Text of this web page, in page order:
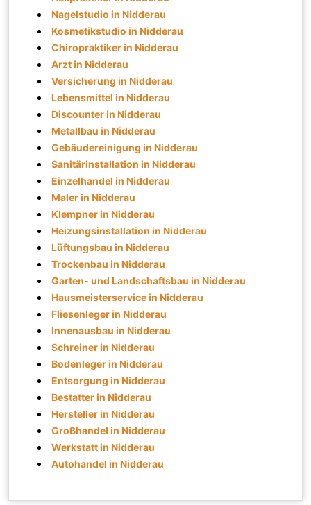
Nagelstudio in Nidderau
Kosmetikstudio in Nidderau
Chiropraktiker in Nidderau
Arzt in Nidderau
Versicherung in Nidderau
Lebensmittel in Nidderau
Discounter in Nidderau
Metallbau in Nidderau
Gebäudereinigung in Nidderau
Sanitärinstallation in Nidderau
Einzelhandel in Nidderau
Maler in Nidderau
Klempner in Nidderau
Heizungsinstallation in Nidderau
Lüftungsbau in Nidderau
Trockenbau in Nidderau
Garten- und Landschaftsbau in Nidderau
Hausmeisterservice in Nidderau
Fliesenleger in Nidderau
Innenausbau in Nidderau
Schreiner in Nidderau
Bodenleger in Nidderau
Entsorgung in Nidderau
Bestatter in Nidderau
Hersteller in Nidderau
Großhandel in Nidderau
Werkstatt in Nidderau
Autohandel in Nidderau